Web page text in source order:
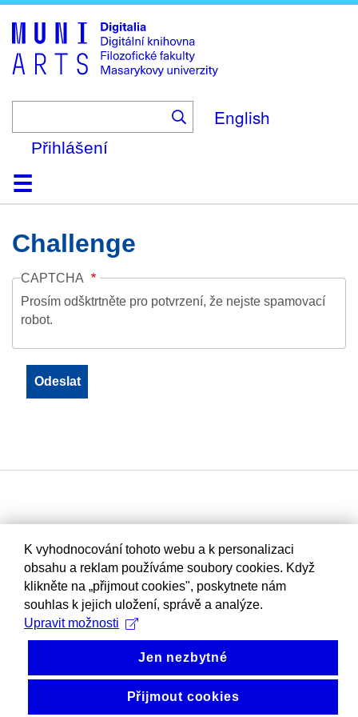
to
main
content
English
Přihlášení
DomůKolekce
Prohlížení
Vyhledávání
O platformě
Nápověda
KontaktDigitalia
Challenge
CAPTCHA
Prosím odšktrtněte pro potvrzení, že nejste spamovací
robot.
K vyhodnocování tohoto webu a k personalizaci
obsahu a reklam používáme soubory cookies. Když
klikněte na „přijmout cookies", poskytnete nám
souhlas k jejich uložení, správě a analýze.
Upravit možnosti
Jen nezbytné
Přijmout cookies